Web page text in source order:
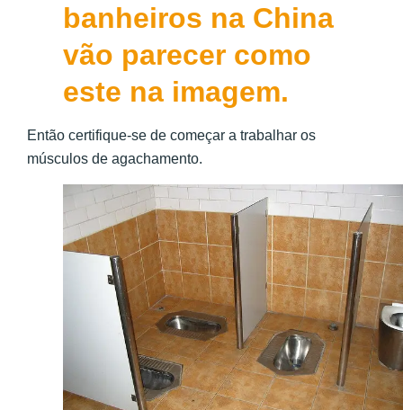
banheiros na China
vão parecer como
este na imagem.
Então certifique-se de começar a trabalhar os
músculos de agachamento.